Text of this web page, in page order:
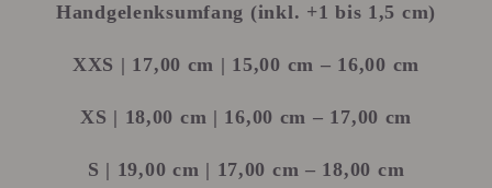
Handgelenksumfang (inkl. +1 bis 1,5 cm)
XXS | 17,00 cm | 15,00 cm – 16,00 cm
XS | 18,00 cm | 16,00 cm – 17,00 cm
S | 19,00 cm | 17,00 cm – 18,00 cm